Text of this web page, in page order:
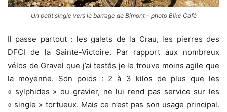
Un petit single vers le barrage de Bimont – photo Bike Café
Il passe partout : les galets de la Crau, les pierres des
DFCI de la Sainte-Victoire. Par rapport aux nombreux
vélos de Gravel que j’ai testés je le trouve moins agile que
la moyenne. Son poids : 2 à 3 kilos de plus que les
« sylphides » du gravier, ne lui rend pas service sur les
« single » tortueux. Mais ce n’est pas son usage principal.